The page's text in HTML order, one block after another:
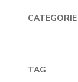
CATEGORIE
TAG